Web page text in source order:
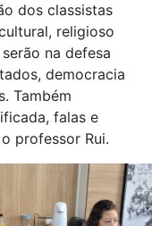
dos classistas
religioso
na defesa
democracia
Também
falas e
professor Rui.